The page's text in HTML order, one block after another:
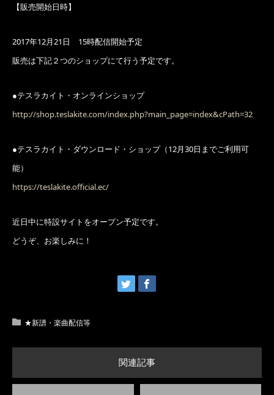
【販売開始日時】
2017年12月21日 15時配信開始予定
販売は下記２つのショップにて行う予定です。
●テスラカイト・オンラインショップ
http://shop.teslakite.com/index.php?main_page=index&cPath=32
●テスラカイト・ダウンロード・ショップ（12月30日までご利用可
能）
https://teslakite.official.ec/
近日中に特設サイトをオープン予定です。
どうぞ、お楽しみに！
★新譜・楽曲配信等
関連記事